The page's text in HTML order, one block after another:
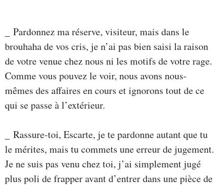
_ Pardonnez ma réserve, visiteur, mais dans le
brouhaha de vos cris, je n’ai pas bien saisi la raison
de votre venue chez nous ni les motifs de votre rage.
Comme vous pouvez le voir, nous avons nous-
mêmes des affaires en cours et ignorons tout de ce
qui se passe à l’extérieur.
_ Rassure-toi, Escarte, je te pardonne autant que tu
le mérites, mais tu commets une erreur de jugement.
Je ne suis pas venu chez toi, j’ai simplement jugé
plus poli de frapper avant d’entrer dans une pièce de